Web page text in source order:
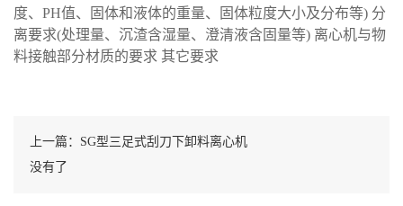
度、PH值、固体和液体的重量、固体粒度大小及分布等) 分
离要求(处理量、沉渣含湿量、澄清液含固量等) 离心机与物
料接触部分材质的要求 其它要求
上一篇：SG型三足式刮刀下卸料离心机
没有了